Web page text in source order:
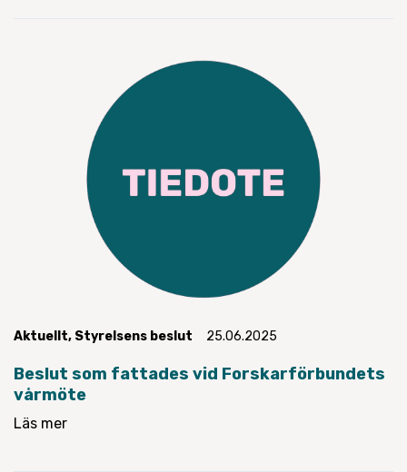
Aktuellt, Styrelsens beslut 25.06.2025
Beslut som fattades vid Forskarförbundets
vårmöte
Läs mer